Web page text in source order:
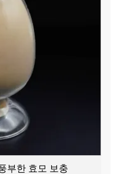
부한 효모 보충